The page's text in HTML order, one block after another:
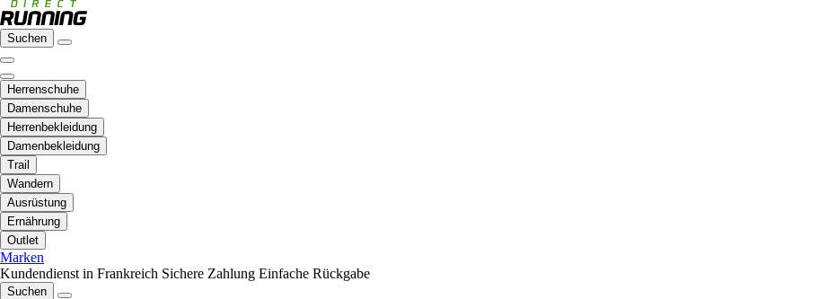
Suchen
Herrenschuhe
Damenschuhe
Herrenbekleidung
Damenbekleidung
Trail
Wandern
Ausrüstung
Ernährung
Outlet
Marken
Kundendienst in Frankreich Sichere Zahlung Einfache Rückgabe
Suchen